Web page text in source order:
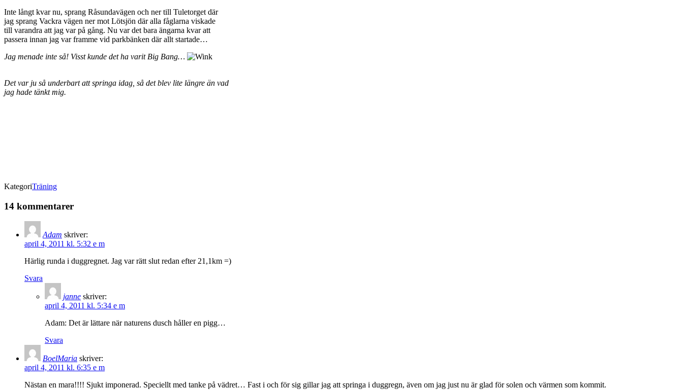
Inte långt kvar nu, sprang Råsundavägen och ner till Tuletorget där
jag sprang Vackra vägen ner mot Lötsjön där alla fåglarna viskade
till varandra att jag var på gång. Nu var det bara ängarna kvar att
passera innan jag var framme vid parkbänken där allt startade…
Jag menade inte så! Visst kunde det ha varit Big Bang…
Det var ju så underbart att springa idag, så det blev lite längre än vad
jag hade tänkt mig.
KategoriTräning
14 kommentarer
Adam skriver:
april 4, 2011 kl. 5:32 e m
Härlig runda i duggregnet. Jag var rätt slut redan efter 21,1km =)
Svara
janne skriver:
april 4, 2011 kl. 5:34 e m
Adam: Det är lättare när naturens dusch håller en pigg…
Svara
BoelMaria skriver:
april 4, 2011 kl. 6:35 e m
Nästan en mara!!!! Sjukt imponerad. Speciellt med tanke på vädret… Fast i och för sig gillar jag att springa i duggregn, även om jag just nu är glad för solen och värmen som kommit.